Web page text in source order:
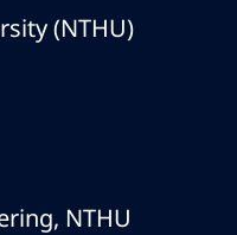
(NTHU)
NTHU